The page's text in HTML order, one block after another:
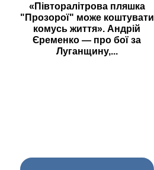
«Півторалітрова пляшка
"Прозорої" може коштувати
комусь життя». Андрій
Єременко — про бої за
Луганщину,...